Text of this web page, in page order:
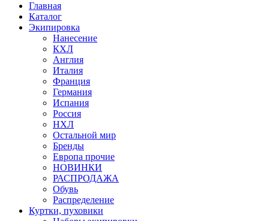
Главная
Каталог
Экипировка
Нанесение
КХЛ
Англия
Италия
Франция
Германия
Испания
Россия
НХЛ
Остальной мир
Бренды
Европа прочие
НОВИНКИ
РАСПРОДАЖА
Обувь
Распределение
Куртки, пуховики